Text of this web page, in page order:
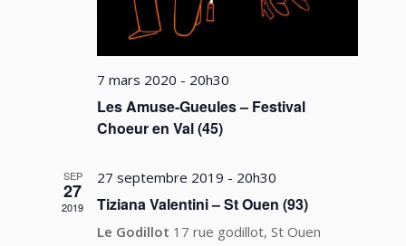
7 mars 2020 - 20h30
Les Amuse-Gueules – Festival
Choeur en Val (45)
SEP
27
2019
27 septembre 2019 - 20h30
Tiziana Valentini – St Ouen (93)
Le Godillot 17 rue godillot, St Ouen